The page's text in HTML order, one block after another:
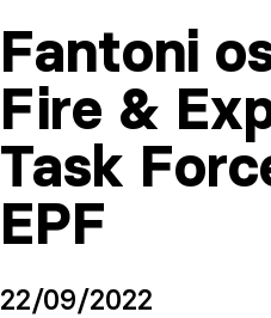
Fantoni
Fire &
Task
EPF
22/09/2022